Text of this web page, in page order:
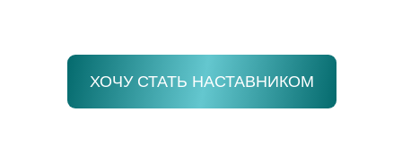
ХОЧУ СТАТЬ НАСТАВНИКОМ
другими людьми и сопровождения в сфере
решение разных задач и ситуаций,
наработаете необходимую практику